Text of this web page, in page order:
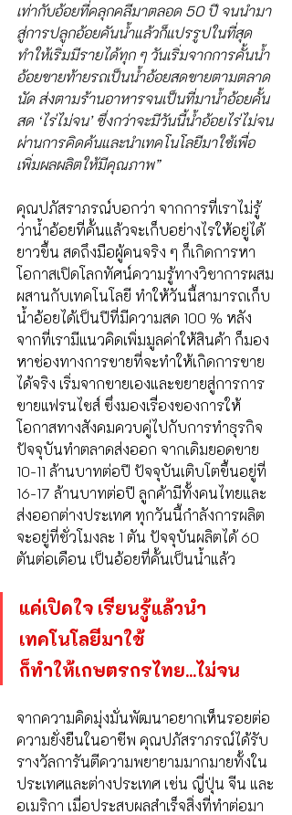
เท่ากับอ้อยที่คลุกคลีมาตลอด 50 ปี จนนำมา
สู่การปลูกอ้อยคันน้ำแล้วก็แปรรูปในที่สุด
ทำให้เริ่มมีรายได้ทุก ๆ วันเริ่มจากการคั้นน้ำ
อ้อยขายท้ายรถเป็นน้ำอ้อยสดขายตามตลาด
นัด ส่งตามร้านอาหารจนเป็นที่มาน้ำอ้อยคั้น
สด ‘ไร่ไม่จน’ ซึ่งกว่าจะมีวันนี้น้ำอ้อยไร่ไม่จน
ผ่านการคิดค้นและนำเทคโนโลยีมาใช้เพื่อ
เพิ่มผลผลิตให้มีคุณภาพ”
คุณปภัสราภรณ์บอกว่า จากการที่เราไม่รู้
ว่าน้ำอ้อยที่คั้นแล้วจะเก็บอย่างไรให้อยู่ได้
ยาวขึ้น สดถึงมือผู้คนจริง ๆ ก็เกิดการหา
โอกาสเปิดโลกทัศน์ความรู้ทางวิชาการผสม
ผสานกับเทคโนโลยี ทำให้วันนี้สามารถเก็บ
น้ำอ้อยได้เป็นปีที่มีความสด 100 % หลัง
จากที่เรามีแนวคิดเพิ่มมูลค่าให้สินค้า ก็มอง
หาช่องทางการขายที่จะทำให้เกิดการขาย
ได้จริง เริ่มจากขายเองและขยายสู่การการ
ขายแฟรนไชส์ ซึ่งมองเรื่องของการให้
โอกาสทางสังคมควบคู่ไปกับการทำธุรกิจ
ปัจจุบันทำตลาดส่งออก จากเดิมยอดขาย
10-11 ล้านบาทต่อปี ปัจจุบันเติบโตขึ้นอยู่ที่
16-17 ล้านบาทต่อปี ลูกค้ามีทั้งคนไทยและ
ส่งออกต่างประเทศ ทุกวันนี้กำลังการผลิต
จะอยู่ที่ชั่วโมงละ 1 ตัน ปัจจุบันผลิตได้ 60
ตันต่อเดือน เป็นอ้อยที่คั้นเป็นน้ำแล้ว
แค่เปิดใจ เรียนรู้แล้วนำ
เทคโนโลยีมาใช้
ก็ทำให้เกษตรกรไทย...ไม่จน
จากความคิดมุ่งมั่นพัฒนาอยากเห็นรอยต่อ
ความยั่งยืนในอาชีพ คุณปภัสราภรณ์ได้รับ
รางวัลการันตีความพยายามมากมายทั้งใน
ประเทศและต่างประเทศ เช่น ญี่ปุ่น จีน และ
อเมริกา เมื่อประสบผลสำเร็จสิ่งที่ทำต่อมา